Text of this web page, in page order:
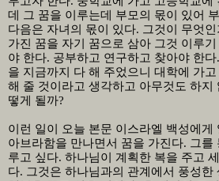
데 그 꿈을 이루는데 부모의 몫이 있어
다음은 자녀의 몫이 있다. 그것이 무엇인
가진 꿈을 자기 꿈으로 삼아 그것 이루
야 한다. 공부하고 연구하고 찾아야 한다.
을 지금까지 다 해 주었으니 대학에 가
해 줄 것이라고 생각하고 아무것도 하지
떻게 될까?
이런 일이 오늘 본문 이스라엘 백성에게
아브라함을 만나면서 꿈을 가진다. 그를
루고 싶다. 하나님이 계획한 복을 주고
다. 그것은 하나님과의 관계에서 풍성한